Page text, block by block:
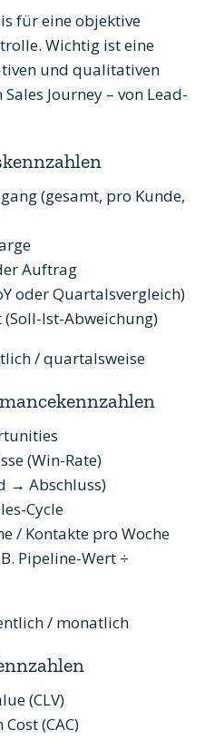
für eine objektive
Wichtig ist eine
und qualitativen
Journey – von Lead-
(gesamt, pro Kunde,
Auftrag
oder Quartalsvergleich)
Ist-Abweichung)
/ quartalsweise
(Win-Rate)
→ Abschluss)
Cycle
/ Kontakte pro Woche
Pipeline-Wert ÷
/ monatlich
(CLV)
(CAC)